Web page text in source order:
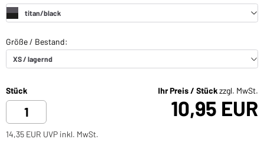
Stück Ihr Preis / Stückzzgl. MwSt.
10,95 EUR
14,35 EUR UVP inkl. MwSt.